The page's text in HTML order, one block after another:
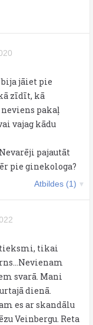
jāiet pie
zīdīt, kā
pakaļ
vajag kādu
pajautāt
pie ginekologa?
Atbildes (1)
tikai
svarā. Mani
dienā.
es ar skandālu
Veinbergu. Reta